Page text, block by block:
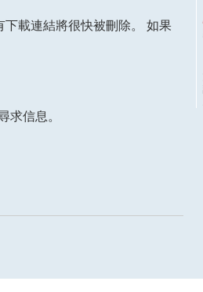
載連結將很快被刪除。 如果
求信息。